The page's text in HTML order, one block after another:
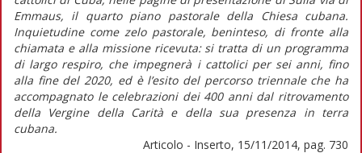
Emmaus, il quarto piano pastorale della Chiesa cubana.
Inquietudine come zelo pastorale, beninteso, di fronte alla
chiamata e alla missione ricevuta: si tratta di un programma
di largo respiro, che impegnerà i cattolici per sei anni, fino
alla fine del 2020, ed è l’esito del percorso triennale che ha
accompagnato le celebrazioni dei 400 anni dal ritrovamento
della Vergine della Carità e della sua presenza in terra
cubana.
Articolo - Inserto, 15/11/2014, pag. 730